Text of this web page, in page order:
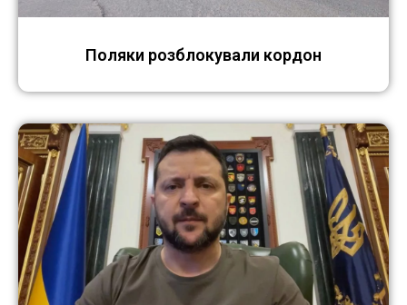
Поляки розблокували кордон